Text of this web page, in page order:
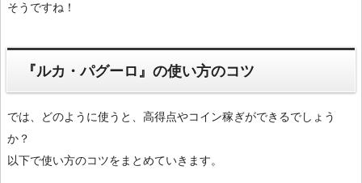
そうですね！
『ルカ・パグーロ』の使い方のコツ
では、どのように使うと、高得点やコイン稼ぎができるでしょう
か？
以下で使い方のコツをまとめていきます。